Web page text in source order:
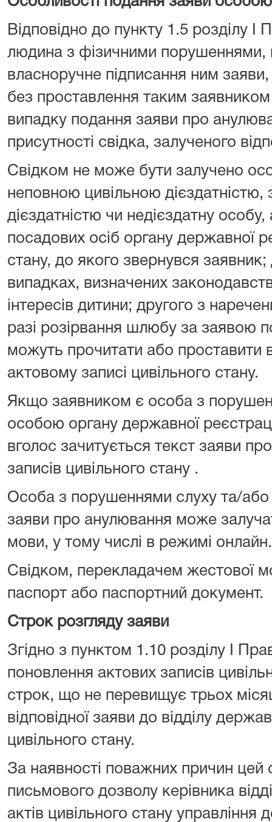
Відповідно до пункту 1.5 розділу
людина з фізичними
власноручне підписання ним
без проставлення таким
випадку подання заяви про
присутності свідка, залученого
Свідком не може бути залучено
неповною цивільною
дієздатністю чи недієздатну
посадових осіб органу державної
стану, до якого звернувся заявник;
випадках, визначених
інтересів дитини; другого з
разі розірвання шлюбу за заявою
можуть прочитати або проставити
актовому записі цивільного стану.
Якщо заявником є особа з
особою органу державної
вголос зачитується текст заяви
записів цивільного стану .
Особа з порушеннями слуху та/або
заяви про анулювання може
мови, у тому числі в режимі онлайн.
Свідком, перекладачем жестової
паспорт або паспортний документ.
Строк розгляду заяви
Згідно з пунктом 1.10 розділу І
поновлення актових записів
строк, що не перевищує трьох
відповідної заяви до відділу
цивільного стану.
За наявності поважних причин
письмового дозволу керівника
актів цивільного стану управління